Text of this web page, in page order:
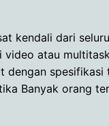
kendali dari
atau
Banyak orang